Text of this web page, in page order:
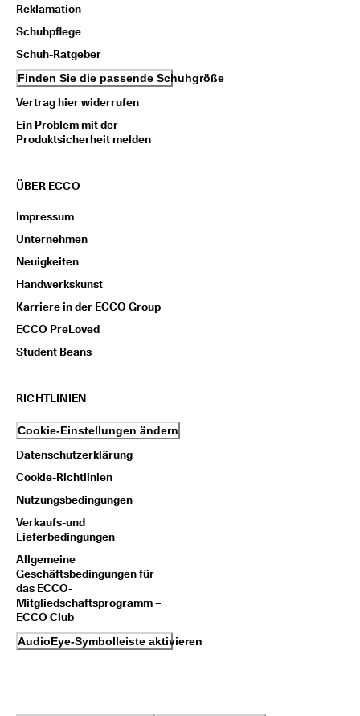
Reklamation
Schuhpflege
Schuh-Ratgeber
Finden Sie die passende Schuhgröße
Vertrag hier widerrufen
Ein Problem mit der
Produktsicherheit melden
ÜBER ECCO
Impressum
Unternehmen
Neuigkeiten
Handwerkskunst
Karriere in der ECCO Group
ECCO PreLoved
Student Beans
RICHTLINIEN
Cookie-Einstellungen ändern
Datenschutzerklärung
Cookie-Richtlinien
Nutzungsbedingungen
Verkaufs-und
Lieferbedingungen
Allgemeine
Geschäftsbedingungen für
das ECCO-
Mitgliedschaftsprogramm –
ECCO Club
AudioEye-Symbolleiste aktivieren